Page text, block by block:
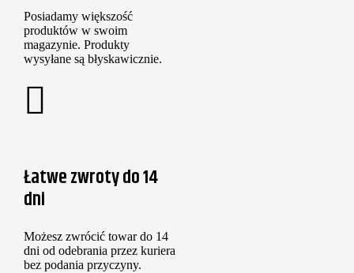
Posiadamy większość
produktów w swoim
magazynie. Produkty
wysyłane są błyskawicznie.
Łatwe zwroty do 14
dni
Możesz zwrócić towar do 14
dni od odebrania przez kuriera
bez podania przyczyny.